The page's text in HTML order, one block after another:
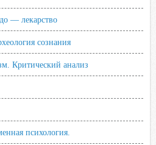
— лекарство
сознания
Критический анализ
психология.